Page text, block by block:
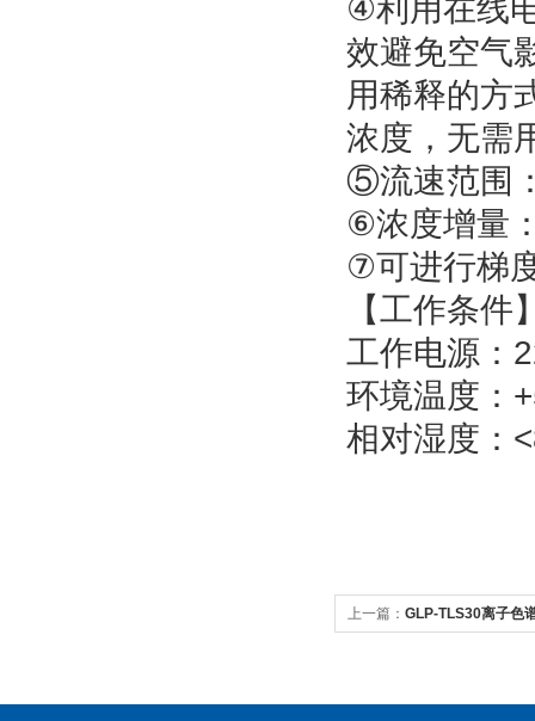
④利用在线
效避免空气
用稀释的方
浓度，无需
⑤流速范围
⑥浓度增量
⑦可进行梯
【工作条件
工作电源：
环境温度
相对湿度：
上一篇： GLP-TLS30离子色